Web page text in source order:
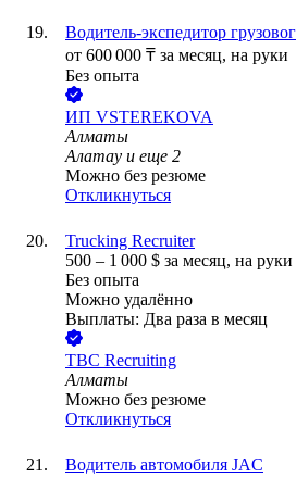
Водитель-экспедитор
от 600 000 ₸ за месяц, на руки
Без опыта
ИП VSTEREKOVA
Алматы
Алатау и еще 2
Можно без резюме
Откликнуться
Trucking Recruiter
500 – 1 000 $ за месяц, на руки
Без опыта
Можно удалённо
Выплаты: Два раза в месяц
TBC Recruiting
Алматы
Можно без резюме
Откликнуться
Водитель автомобиля JAC